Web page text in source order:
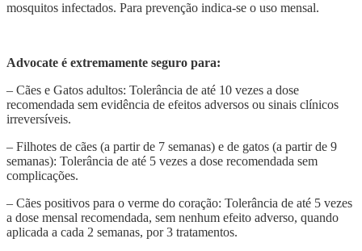
mosquitos infectados. Para prevenção indica-se o uso mensal.
Advocate é extremamente seguro para:
– Cães e Gatos adultos: Tolerância de até 10 vezes a dose
recomendada sem evidência de efeitos adversos ou sinais clínicos
irreversíveis.
– Filhotes de cães (a partir de 7 semanas) e de gatos (a partir de 9
semanas): Tolerância de até 5 vezes a dose recomendada sem
complicações.
– Cães positivos para o verme do coração: Tolerância de até 5 vezes
a dose mensal recomendada, sem nenhum efeito adverso, quando
aplicada a cada 2 semanas, por 3 tratamentos.